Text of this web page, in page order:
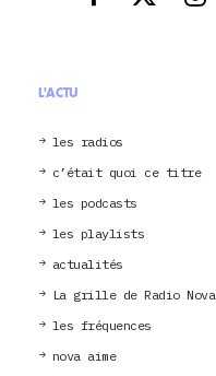
L'ACTU
les radios
c’était quoi ce titre
les podcasts
les playlists
actualités
La grille de Radio Nova
les fréquences
nova aime